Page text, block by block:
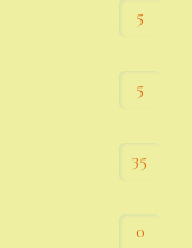
5
5
35
0